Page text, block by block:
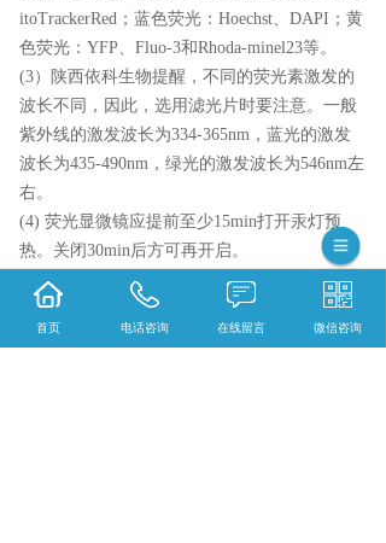
itoTrackerRed；蓝色荧光：Hoechst、DAPI；黄
色荧光：YFP、Fluo-3和Rhoda-minel23等。
(3）陕西依科生物提醒，不同的荧光素激发的
波长不同，因此，选用滤光片时要注意。一般
紫外线的激发波长为334-365nm，蓝光的激发
波长为435-490nm，绿光的激发波长为546nm左
右。
(4) 荧光显微镜应提前至少15min打开汞灯预
热。关闭30min后方可再开启。
(5）免疫荧光染色的组织要求很高，载玻片及
盖玻片要干净无杂质。进行荧光染色时，需注
意染液的pH、浓度和染色温度，还要避免对荧
首页 电话咨询 在线留言 微信咨询